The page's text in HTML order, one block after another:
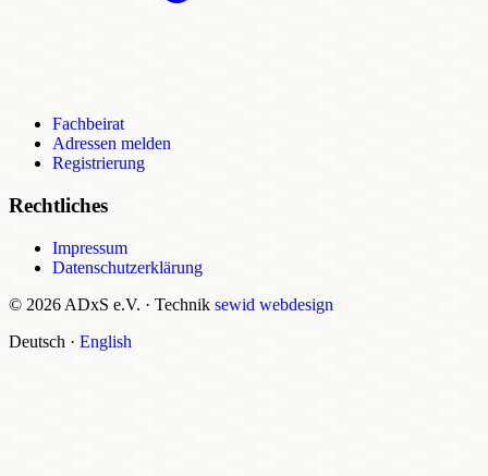
Fachbeirat
Adressen melden
Registrierung
Rechtliches
Impressum
Datenschutzerklärung
© 2026 ADxS e.V. · Technik sewid webdesign
Deutsch · English